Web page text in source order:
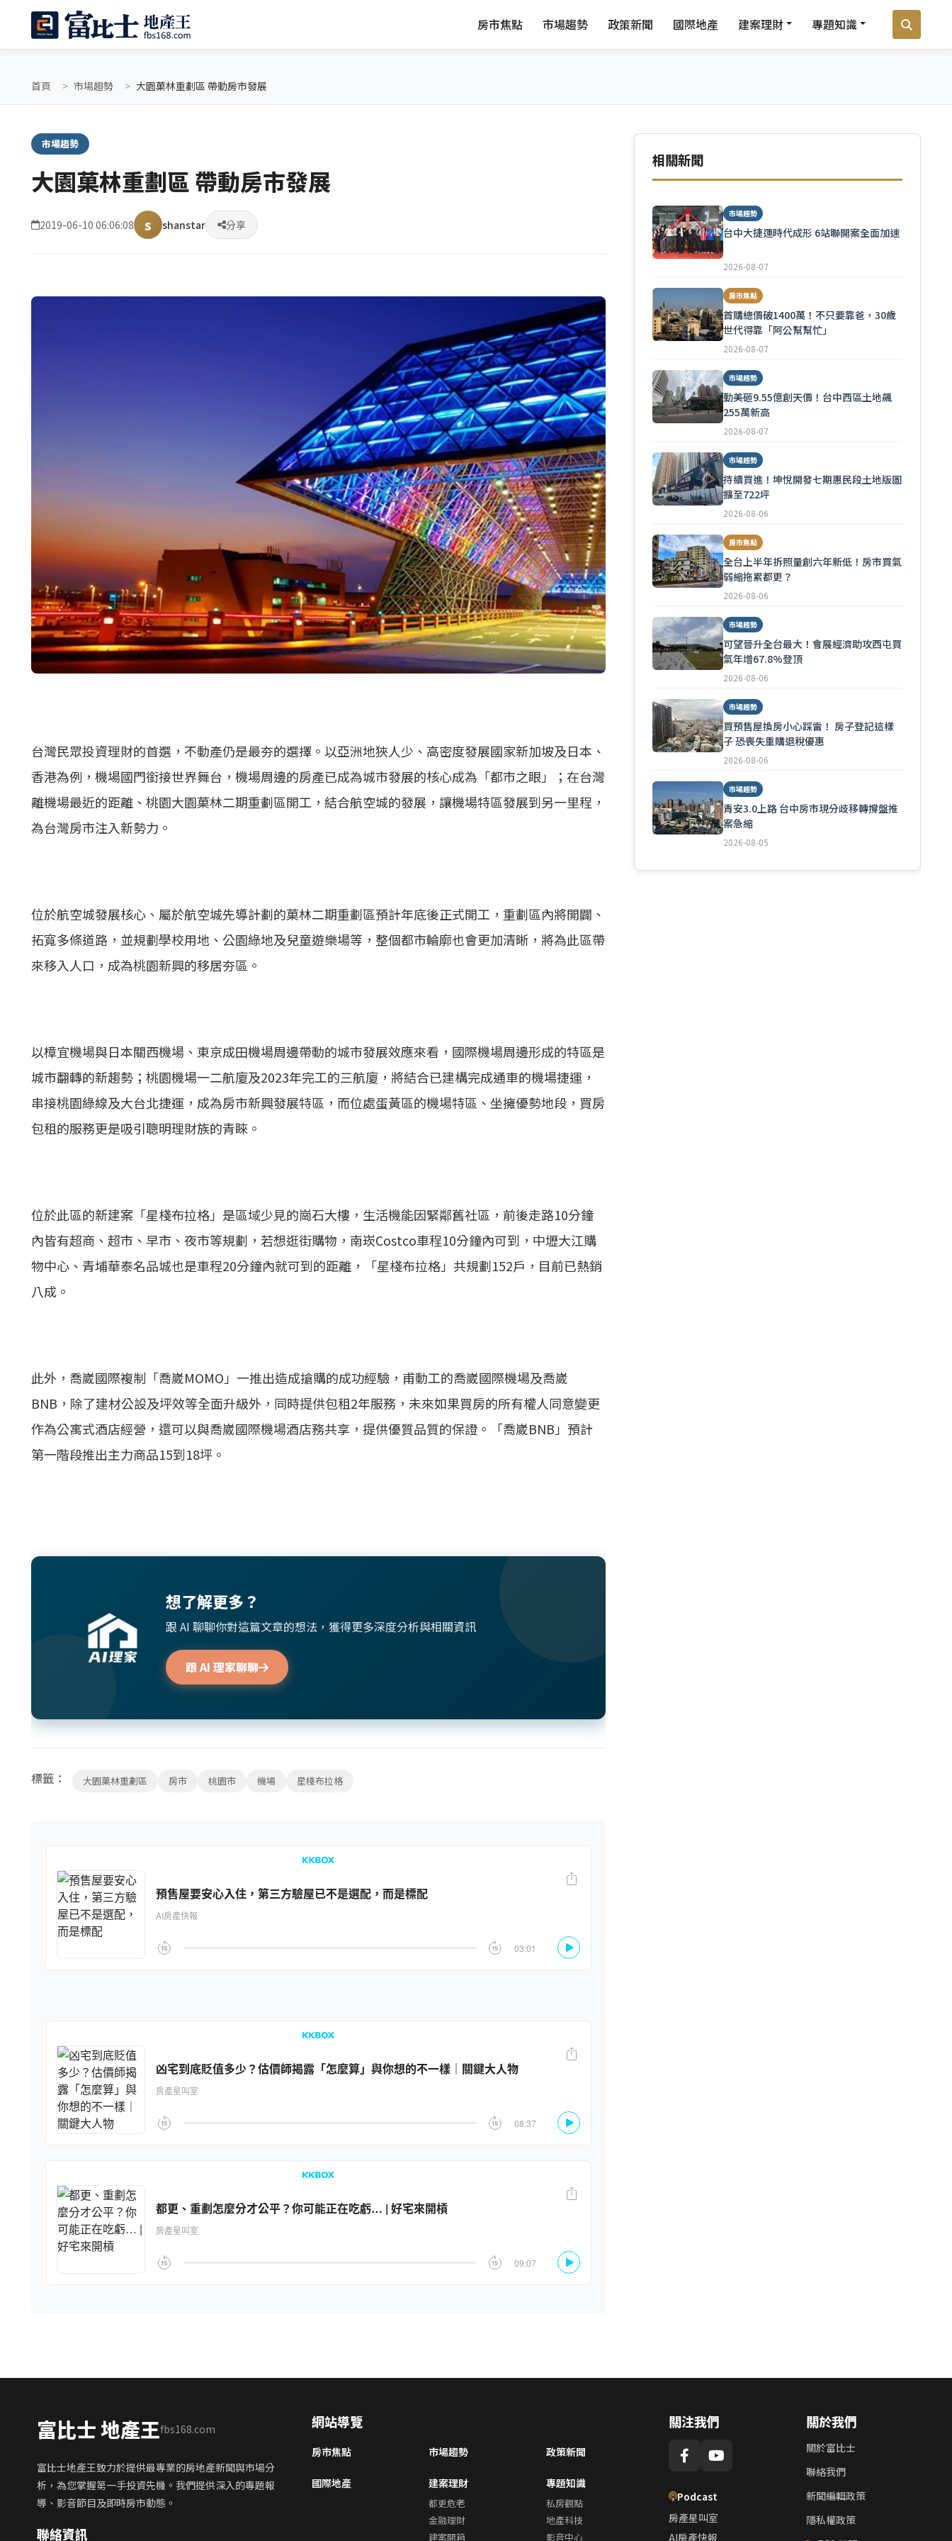
房市焦點 市場趨勢 政策新聞 國際地產 建案理財 專題知識
首頁 市場趨勢 大園菓林重劃區 帶動房市發展
市場趨勢
大園菓林重劃區 帶動房市發展
2019-06-10 06:06:08 s shanstar 分享
台灣民眾投資理財的首選，不動產仍是最夯的選擇。以亞洲地狹人少、高密度發展國家新加坡及日本、
香港為例，機場國門銜接世界舞台，機場周邊的房產已成為城市發展的核心成為「都市之眼」；在台灣
離機場最近的距離、桃園大園菓林二期重劃區開工，結合航空城的發展，讓機場特區發展到另一里程，
為台灣房市注入新勢力。
位於航空城發展核心、屬於航空城先導計劃的菓林二期重劃區預計年底後正式開工，重劃區內將開闢、
拓寬多條道路，並規劃學校用地、公園綠地及兒童遊樂場等，整個都市輪廓也會更加清晰，將為此區帶
來移入人口，成為桃園新興的移居夯區。
以樟宜機場與日本關西機場、東京成田機場周邊帶動的城市發展效應來看，國際機場周邊形成的特區是
城市翻轉的新趨勢；桃園機場一二航廈及2023年完工的三航廈，將結合已建構完成通車的機場捷運，
串接桃園綠線及大台北捷運，成為房市新興發展特區，而位處蛋黃區的機場特區、坐擁優勢地段，買房
包租的服務更是吸引聰明理財族的青睞。
位於此區的新建案「星棧布拉格」是區域少見的崗石大樓，生活機能因緊鄰舊社區，前後走路10分鐘
內皆有超商、超市、早市、夜市等規劃，若想逛街購物，南崁Costco車程10分鐘內可到，中壢大江購
物中心、青埔華泰名品城也是車程20分鐘內就可到的距離，「星棧布拉格」共規劃152戶，目前已熱銷
八成。
此外，喬崴國際複制「喬崴MOMO」一推出造成搶購的成功經驗，甫動工的喬崴國際機場及喬崴
BNB，除了建材公設及坪效等全面升級外，同時提供包租2年服務，未來如果買房的所有權人同意變更
作為公寓式酒店經營，還可以與喬崴國際機場酒店務共享，提供優質品質的保證。「喬崴BNB」預計
第一階段推出主力商品15到18坪。
想了解更多？
跟 AI 聊聊你對這篇文章的想法，獲得更多深度分析與相關資訊
跟 AI 理家聊聊
標籤： 大園菓林重劃區 房市 桃園市 機場 星棧布拉格
相關新聞
市場趨勢
台中大捷運時代成形 6站聯開案全面加速
2026-08-07
房市焦點
首購總價破1400萬！不只要靠爸，30歲
世代得靠「阿公幫幫忙」
2026-08-07
市場趨勢
勤美砸9.55億創天價！台中西區土地飆
255萬新高
2026-08-07
市場趨勢
持續買進！坤悅開發七期惠民段土地版圖
擴至722坪
2026-08-06
房市焦點
全台上半年拆照量創六年新低！房市買氣
弱縮拖累都更？
2026-08-06
市場趨勢
可望晉升全台最大！會展經濟助攻西屯買
氣年增67.8%登頂
2026-08-06
市場趨勢
買預售屋換房小心踩雷！ 房子登記這樣
子 恐喪失重購退稅優惠
2026-08-06
市場趨勢
青安3.0上路 台中房市現分歧移轉撐盤推
案急縮
2026-08-05
富比士 地產王fbs168.com
富比士地產王致力於提供最專業的房地產新聞與市場分
析，為您掌握第一手投資先機。我們提供深入的專題報
導、影音節目及即時房市動態。
聯絡資訊
網站導覽
房市焦點 市場趨勢 政策新聞
國際地產 建案理財
都更危老
金融理財
建案開箱
專題知識
私房觀點
地產科技
影音中心
關注我們
Podcast
房產星叫室
AI房產快報
關於我們
關於富比士
聯絡我們
新聞編輯政策
隱私權政策